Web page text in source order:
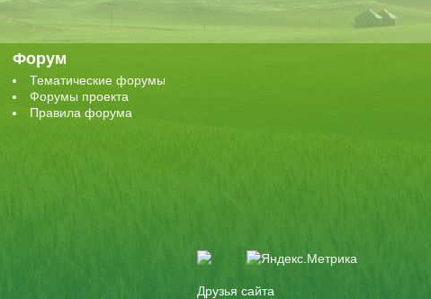
Форум
Тематические форумы
Форумы проекта
Правила форума
Друзья сайта